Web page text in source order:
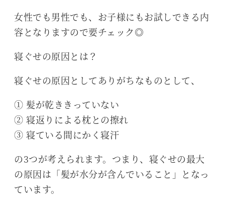
女性でも男性でも、お子様にもお試しできる内
容となりますので要チェック◎
寝ぐせの原因とは？
寝ぐせの原因としてありがちなものとして、
① 髪が乾ききっていない
② 寝返りによる枕との擦れ
③ 寝ている間にかく寝汗
の3つが考えられます。つまり、寝ぐせの最大
の原因は「髪が水分が含んでいること」となっ
ています。